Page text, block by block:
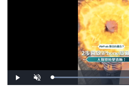
播
放
開
啟
載